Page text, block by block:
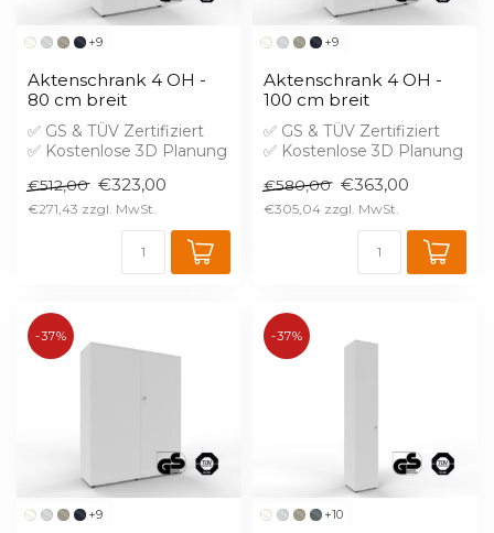
+9
Aktenschrank 4 OH -
80 cm breit
✅ GS & TÜV Zertifiziert
✅ Kostenlose 3D Planung
Aufprei...
€512,00 €323,00
€271,43
+9
Aktenschrank 4 OH -
100 cm breit
✅ GS & TÜV Zertifiziert
✅ Kostenlose 3D Planung
Aufprei...
€580,00 €363,00
€305,04
+9
-37%
+10
-37%